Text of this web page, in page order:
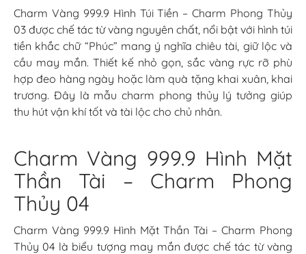
Charm Vàng 999.9 Hình Túi Tiền – Charm Phong Thủy
03 được chế tác từ vàng nguyên chất, nổi bật với hình túi
tiền khắc chữ “Phúc” mang ý nghĩa chiêu tài, giữ lộc và
cầu may mắn. Thiết kế nhỏ gọn, sắc vàng rực rỡ phù
hợp đeo hàng ngày hoặc làm quà tặng khai xuân, khai
trương. Đây là mẫu charm phong thủy lý tưởng giúp
thu hút vận khí tốt và tài lộc cho chủ nhân.
Charm Vàng 999.9 Hình Mặt
Thần Tài – Charm Phong
Thủy 04
Charm Vàng 999.9 Hình Mặt Thần Tài – Charm Phong
Thủy 04 là biểu tượng may mắn được chế tác từ vàng